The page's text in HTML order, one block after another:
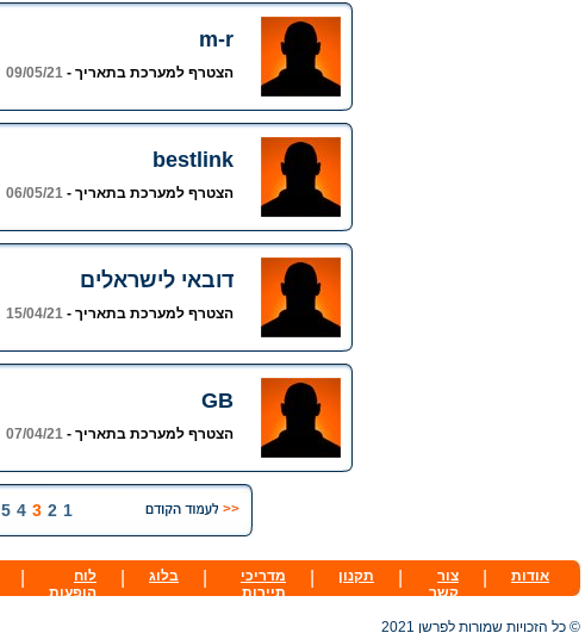
m-r
הצטרף למערכת בתאריך - 09/05/21
bestlink
הצטרף למערכת בתאריך - 06/05/21
דובאי לישראלים
הצטרף למערכת בתאריך - 15/04/21
GB
הצטרף למערכת בתאריך - 07/04/21
1
2
3
4
5
אודות
צור
קשר
תקנון
מדריכי
תיירות
בלוג
לוח
הופעות
© כל הזכויות שמורות לפרשן 2021